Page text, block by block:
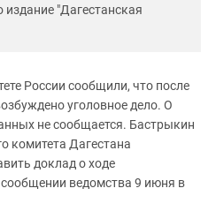
"Дагестанская
России сообщили, что после
уголовное дело. О
не сообщается. Бастрыкин
комитета Дагестана
доклад о ходе
сообщении ведомства 9 июня в